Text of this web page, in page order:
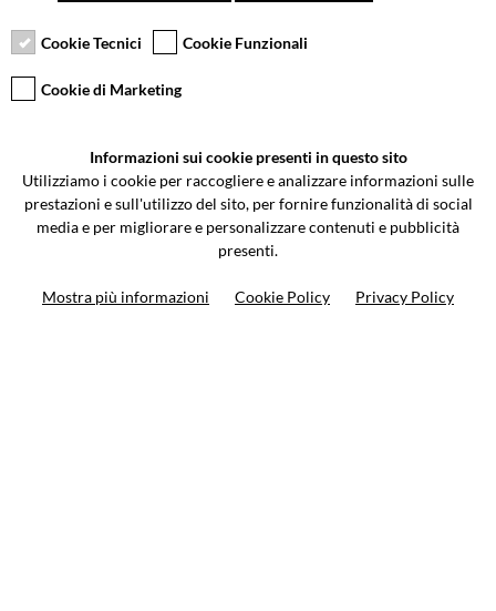
Pagamento sicuro
Resi gratuiti fino a 30
Servizio clienti
Via Galileo Galilei 5 | Verano Brianza (MB) 20843 | ITALY
0362-805407-info@valtermoto.com
Cookie Tecnici Cookie Funzionali
Cookie di Marketing
Informazioni sui cookie presenti in questo sito
Utilizziamo i cookie per raccogliere e analizzare informazioni sulle
prestazioni e sull'utilizzo del sito, per fornire funzionalità di social
media e per migliorare e personalizzare contenuti e pubblicità
presenti.
Mostra più informazioni Cookie Policy Privacy Policy